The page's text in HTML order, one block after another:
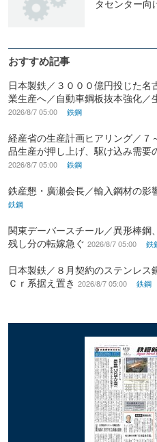
タセンター向
おすすめ記事
日本製鉄／３０００億円投じた
業生産へ／自動車鋼板抜本強化／
2026/8/7 05:00 鉄鋼
経産省の生産計画ヒアリング／７
品生産が押し上げ、駆け込み需要
2026/8/7 05:00 鉄鋼
鉄産懇・廣瀬会長／輸入鋼材の影
鉄鋼
関東デーバースチール／異形棒鋼
残し分の転嫁急ぐ 2026/8/7 05:00 鉄
日本製鉄／８月契約のステンレス
Ｃｒ系据え置き 2026/8/7 05:00 鉄鋼